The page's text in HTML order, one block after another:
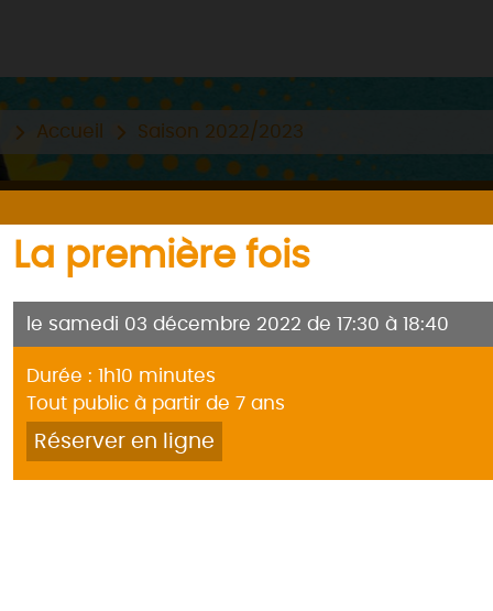
Accueil Saison 2022/2023
La première fois
le samedi 03 décembre 2022 de 17:30 à 18:40
Durée : 1h10 minutes
Tout public à partir de 7 ans
Réserver en ligne